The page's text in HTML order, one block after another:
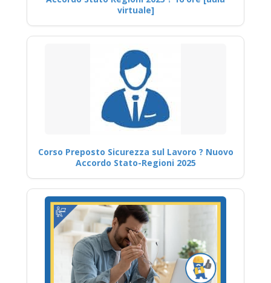
virtuale]
Corso Preposto Sicurezza sul Lavoro ? Nuovo
Accordo Stato-Regioni 2025